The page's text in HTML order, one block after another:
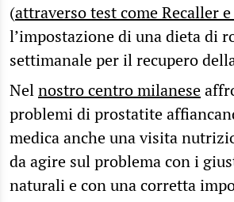
(attraverso test come Recaller
l’impostazione di una dieta di
settimanale per il recupero
Nelnostro centro milanese
problemi di prostatite
medica anche una visita
da agire sul problema con i
naturali e con una corretta